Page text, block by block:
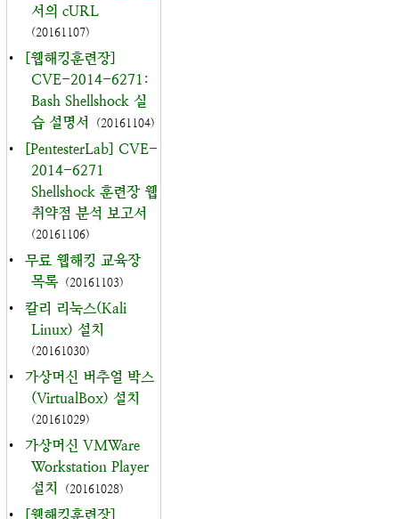
서의 cURL
(20161107)
•
[웹해킹훈련장]
CVE-2014-6271:
Bash Shellshock 실
습 설명서
(20161104)
•
[PentesterLab] CVE-
2014-6271
Shellshock 훈련장 웹
취약점 분석 보고서
(20161106)
•
무료 웹해킹 교육장
목록 (20161103)
•
칼리 리눅스(Kali
Linux) 설치
(20161030)
•
가상머신 버추얼 박스
(VirtualBox) 설치
(20161029)
•
가상머신 VMWare
Workstation Player
설치
(20161028)
• [웹해킹훈련장]